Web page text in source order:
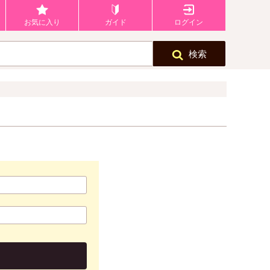
お気に入り ガイド ログイン
検索